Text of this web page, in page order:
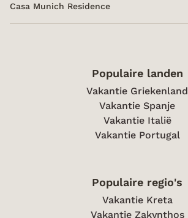
Casa Munich Residence
Populaire landen
Vakantie Griekenland
Vakantie Spanje
Vakantie Italië
Vakantie Portugal
Populaire regio's
Vakantie Kreta
Vakantie Zakynthos